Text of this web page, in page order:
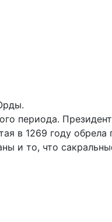
периода.
в 1269 году
и то, что